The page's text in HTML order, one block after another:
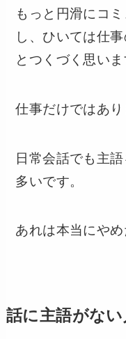
もっと円滑にコ
し、ひいては仕
とつくづく思いま
仕事だけではあり
日常会話でも主
多いです。
あれは本当にやめ
話に主語がな